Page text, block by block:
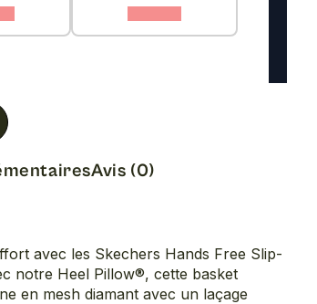
Avis (0)
avec les Skechers Hands Free Slip-
notre Heel Pillow®, cette basket
en mesh diamant avec un laçage